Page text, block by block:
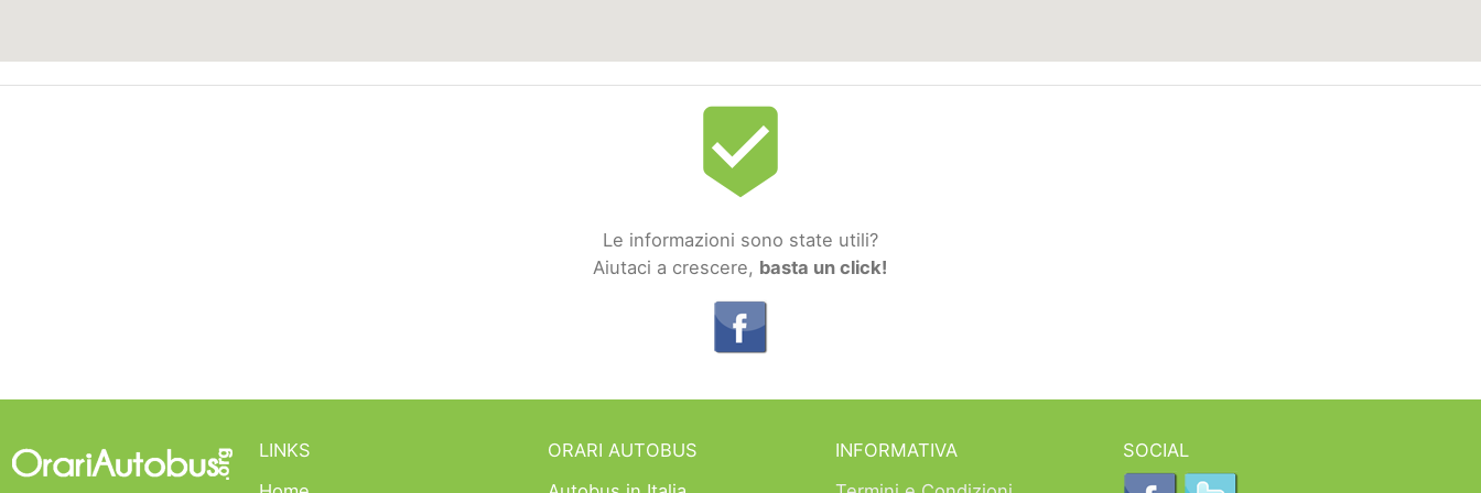
beenhere
Le informazioni sono state utili?
Aiutaci a crescere, basta un click!
LINKS
ORARI AUTOBUS
INFORMATIVA
SOCIAL